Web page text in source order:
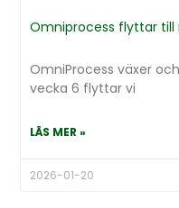
Omniprocess flyttar till
OmniProcess växer
vecka 6 flyttar vi
LÄS MER »
2026-01-20